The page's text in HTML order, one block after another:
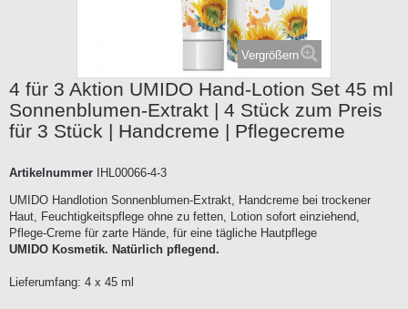
Vergrößern
4 für 3 Aktion UMIDO Hand-Lotion Set 45 ml
Sonnenblumen-Extrakt | 4 Stück zum Preis
für 3 Stück | Handcreme | Pflegecreme
Artikelnummer
IHL00066-4-3
UMIDO Handlotion Sonnenblumen-Extrakt, Handcreme bei trockener
Haut, Feuchtigkeitspflege ohne zu fetten, Lotion sofort einziehend,
Pflege-Creme für zarte Hände, für eine tägliche Hautpflege
UMIDO Kosmetik. Natürlich pflegend.
Lieferumfang: 4 x 45 ml